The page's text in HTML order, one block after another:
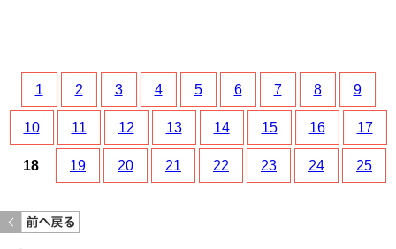
1 2 3 4 5 6 7 8 9
10 11 12 13 14 15 16 17
18 19 20 21 22 23 24 25